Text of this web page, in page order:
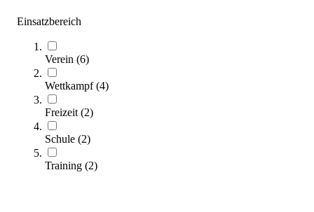
Einsatzbereich
Verein (6)
Wettkampf(4)
Freizeit (2)
Schule (2)
Training (2)
Schelde® Basketballanlage SAM School
5.599,00 €
Zum Produkt
Längere Lieferzeit